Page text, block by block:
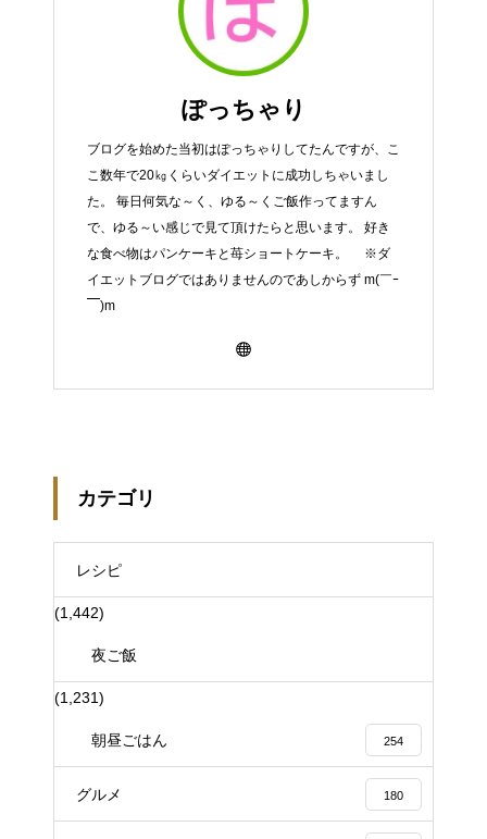
ぽっちゃり
ブログを始めた当初はぽっちゃりしてたんですが、こ
こ数年で20㎏くらいダイエットに成功しちゃいまし
た。 毎日何気な～く、ゆる～くご飯作ってますん
で、ゆる～い感じで見て頂けたらと思います。 好き
な食べ物はパンケーキと苺ショートケーキ。 ※ダ
イエットブログではありませんのであしからず m(￣ｰ
￣)m
カテゴリ
レシピ
(1,442)
夜ご飯
(1,231)
朝昼ごはん 254
グルメ 180